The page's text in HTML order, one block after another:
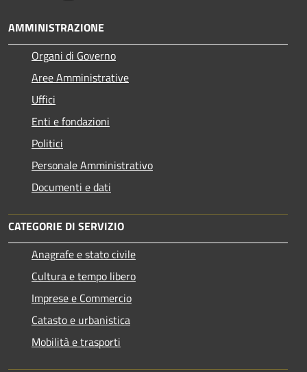
AMMINISTRAZIONE
Organi di Governo
Aree Amministrative
Uffici
Enti e fondazioni
Politici
Personale Amministrativo
Documenti e dati
CATEGORIE DI SERVIZIO
Anagrafe e stato civile
Cultura e tempo libero
Imprese e Commercio
Catasto e urbanistica
Mobilità e trasporti